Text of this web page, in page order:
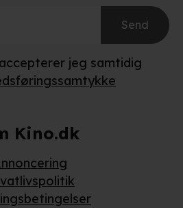
om vores brug af cookies og
.
Send
jeg samtidig
Kino.dk